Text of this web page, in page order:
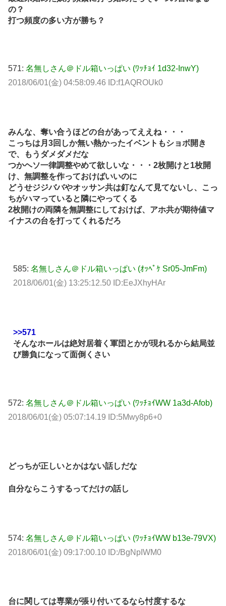
の？
打つ頻度の多い方が勝ち？
571: 名無しさん＠ドル箱いっぱい (ﾜｯﾁｮｲ 1d32-InwY)
2018/06/01(金) 04:58:09.46 ID:f1AQROUk0
みんな、奪い合うほどの台があってええね・・・
こっちは月3回しか無い熱かったイベントもショボ開き
で、もうダメダメだな
つかヘソ一律調整やめて欲しいな・・・2枚開けと1枚開
け、無調整を作っておけばいいのに
どうせジジババやオッサン共は釘なんて見てないし、こっ
ちがハマっていると隣にやってくる
2枚開けの両隣を無調整にしておけば、アホ共が期待値マ
イナスの台を打ってくれるだろ
585: 名無しさん＠ドル箱いっぱい (ｵｯﾍﾟｹ Sr05-JmFm)
2018/06/01(金) 13:25:12.50 ID:EeJXhyHAr
>>571
そんなホールは絶対居着く軍団とかが現れるから結局並
び勝負になって面倒くさい
572: 名無しさん＠ドル箱いっぱい (ﾜｯﾁｮｲWW 1a3d-Afob)
2018/06/01(金) 05:07:14.19 ID:5Mwy8p6+0
どっちが正しいとかはない話しだな
自分ならこうするってだけの話し
574: 名無しさん＠ドル箱いっぱい (ﾜｯﾁｮｲWW b13e-79VX)
2018/06/01(金) 09:17:00.10 ID:/BgNpIWM0
台に関しては専業が張り付いてるなら忖度するな